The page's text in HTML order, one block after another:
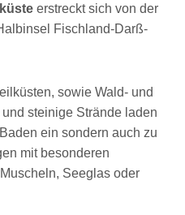
erstreckt sich von der
Fischland-Darß-
sowie Wald- und
steinige Strände laden
ein sondern auch zu
mit besonderen
Seeglas oder